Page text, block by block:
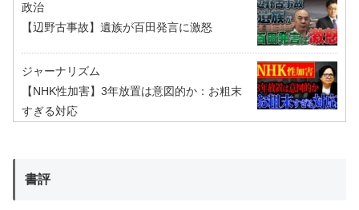
政治
【辺野古事故】遺族が百田発言に激怒
ジャーナリズム
【NHK性加害】3年放置は意図的か：お粗末
すぎる対応
書評